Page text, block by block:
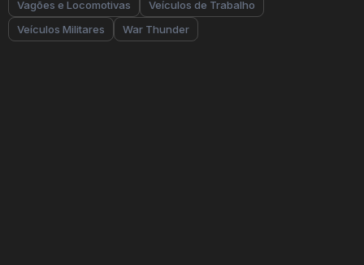
Vagões e Locomotivas
Veículos de Trabalho
Veículos Militares
War Thunder